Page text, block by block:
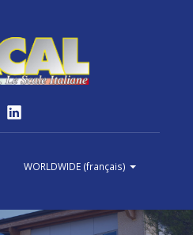
WORLDWIDE (français)